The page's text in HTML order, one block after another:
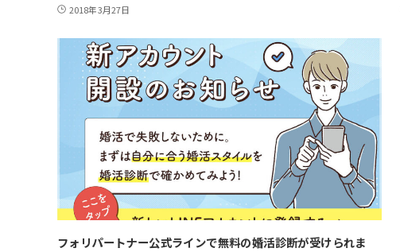
2018年3月27日
フォリパートナー公式ラインで無料の婚活診断が受けられま